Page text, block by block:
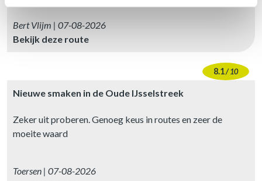
Bert Vlijm | 07-08-2026
Bekijk deze route
8.1/ 10
Nieuwe smaken in de Oude IJsselstreek
Zeker uit proberen. Genoeg keus in routes en zeer de
moeite waard
Toersen | 07-08-2026